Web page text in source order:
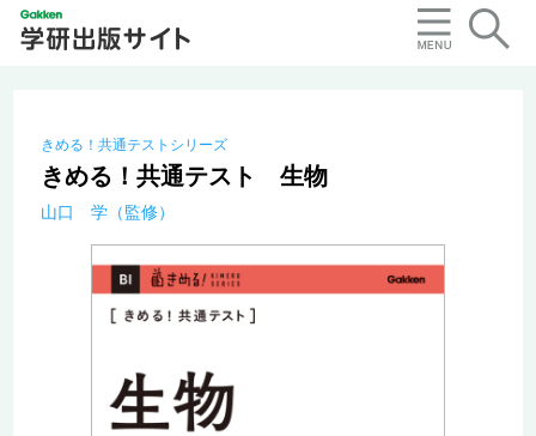
きめる！共通テストシリーズ
きめる！共通テスト 生物
山口 学（監修）